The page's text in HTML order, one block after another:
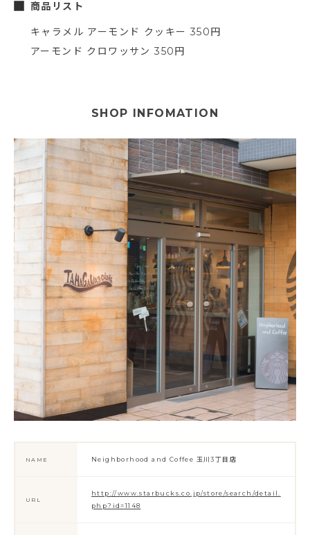
商品リスト
キャラメル アーモンド クッキー 350円
アーモンド クロワッサン 350円
SHOP INFOMATION
NAME Neighborhood and Coffee 玉川3丁目店
URL
http://www.starbucks.co.jp/store/search/detail.
php?id=1148